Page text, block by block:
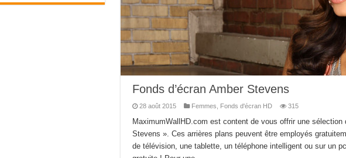
Fonds d’écran Amber Stevens
28 août 2015 Femmes Fonds d'écran HD 315
MaximumWallHD.com est content de vous offrir une sélection
Stevens ». Ces arrières plans peuvent être employés
de télévision, une tablette, un téléphone intelligent ou sur un